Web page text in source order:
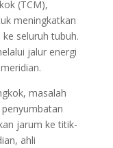
(TCM),
meningkatkan
seluruh tubuh.
jalur energi
masalah
jarum ke titik-
ahli